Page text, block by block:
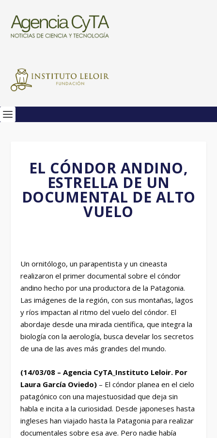
EL CÓNDOR ANDINO,
ESTRELLA DE UN
DOCUMENTAL DE ALTO
VUELO
Un ornitólogo, un parapentista y un cineasta
realizaron el primer documental sobre el cóndor
andino hecho por una productora de la Patagonia.
Las imágenes de la región, con sus montañas, lagos
y ríos impactan al ritmo del vuelo del cóndor. El
abordaje desde una mirada científica, que integra la
biología con la aerología, busca develar los secretos
de una de las aves más grandes del mundo.
(14/03/08 – Agencia CyTA_Instituto Leloir. Por
Laura García Oviedo) – El cóndor planea en el cielo
patagónico con una majestuosidad que deja sin
habla e incita a la curiosidad. Desde japoneses hasta
ingleses han viajado hasta la Patagonia para realizar
documentales sobre esa ave. Pero nadie había